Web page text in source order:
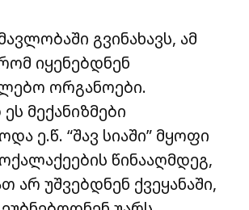
გვინახავს, ამ
იყენებდნენ
ორგანოები.
მექანიზმები
ე.წ. “შავ სიაში” მყოფი
წინააღმდეგ,
არ უშვებდნენ ქვეყანაში,